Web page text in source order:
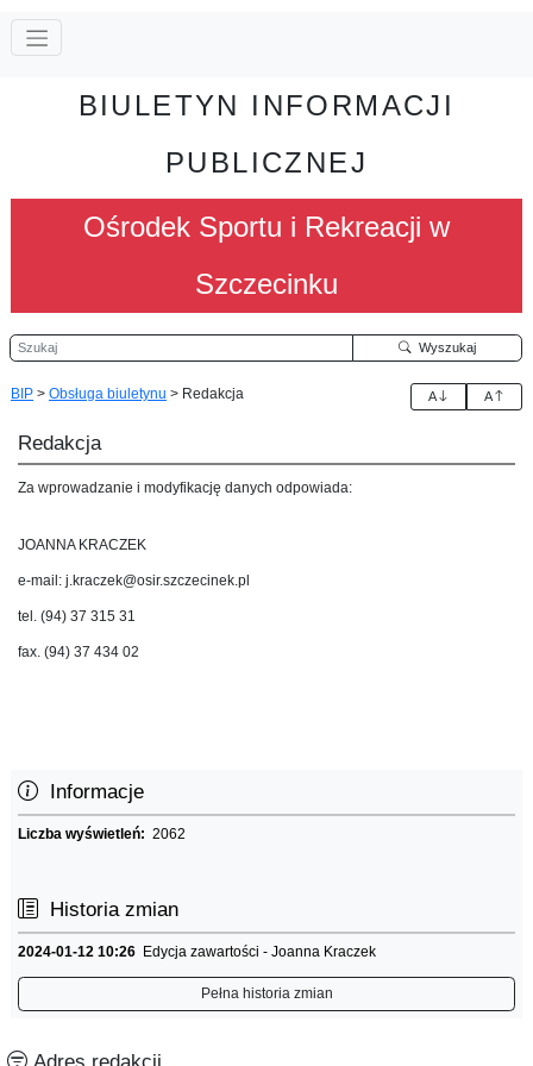
BIULETYN INFORMACJI
PUBLICZNEJ
Ośrodek Sportu i Rekreacji w
Szczecinku
Szukaj Wyszukaj
BIP > Obsługa biuletynu > Redakcja A A
Redakcja
Za wprowadzanie i modyfikację danych odpowiada:
JOANNA KRACZEK
e-mail: j.kraczek@osir.szczecinek.pl
tel. (94) 37 315 31
fax. (94) 37 434 02
Informacje
Liczba wyświetleń: 2062
Historia zmian
2024-01-12 10:26 Edycja zawartości - Joanna Kraczek
Pełna historia zmian
Adres redakcji